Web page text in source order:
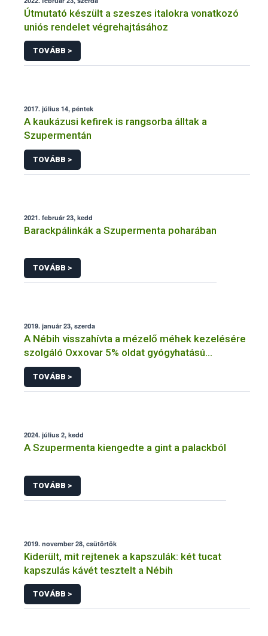
Útmutató készült a szeszes italokra vonatkozó
uniós rendelet végrehajtásához
TOVÁBB >
2017. július 14, péntek
A kaukázusi kefirek is rangsorba álltak a
Szupermentán
TOVÁBB >
2021. február 23, kedd
Barackpálinkák a Szupermenta poharában
TOVÁBB >
2019. január 23, szerda
A Nébih visszahívta a mézelő méhek kezelésére
szolgáló Oxxovar 5% oldat gyógyhatású
készítményt a hazai piacról
TOVÁBB >
2024. július 2, kedd
A Szupermenta kiengedte a gint a palackból
TOVÁBB >
2019. november 28, csütörtök
Kiderült, mit rejtenek a kapszulák: két tucat
kapszulás kávét tesztelt a Nébih
TOVÁBB >